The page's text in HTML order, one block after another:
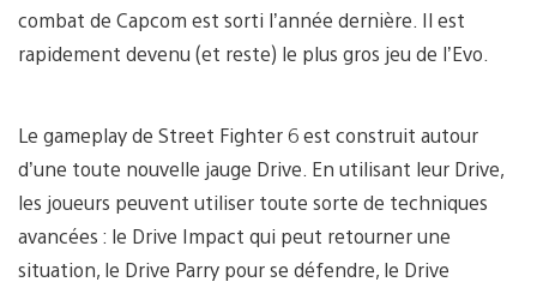
combat de Capcom est sorti l’année dernière. Il est
rapidement devenu (et reste) le plus gros jeu de l’Evo.
Le gameplay de Street Fighter 6 est construit autour
d’une toute nouvelle jauge Drive. En utilisant leur Drive,
les joueurs peuvent utiliser toute sorte de techniques
avancées : le Drive Impact qui peut retourner une
situation, le Drive Parry pour se défendre, le Drive